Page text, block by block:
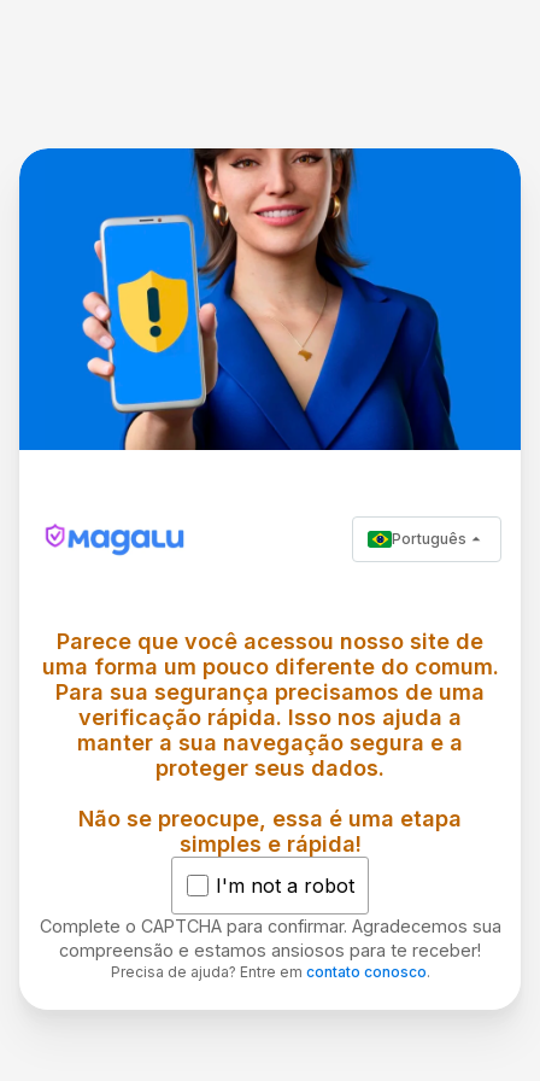
Português
Parece que você acessou nosso site de
uma forma um pouco diferente do comum.
Para sua segurança precisamos de uma
verificação rápida. Isso nos ajuda a
manter a sua navegação segura e a
proteger seus dados.
Não se preocupe, essa é uma etapa
simples e rápida!
I'm not a robot
Complete o CAPTCHA para confirmar. Agradecemos sua
compreensão e estamos ansiosos para te receber!
Precisa de ajuda? Entre em contato conosco.